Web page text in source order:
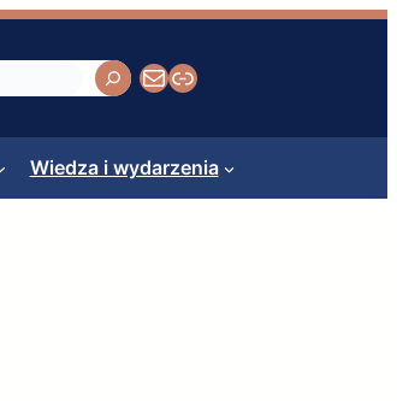
Napisz do nas Calamus
Wiedza i wydarzenia